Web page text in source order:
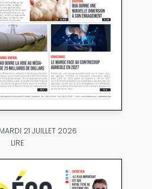
21 JUILLET 2026
LIRE